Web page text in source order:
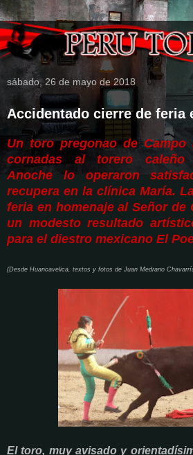
sábado, 26 de mayo de 2018
Accidentado cierre de feria
Un toro pregonao de
cornadas al torero caleño
Anoche lo operaron
recupera en la clínica María.
feria en homenaje al Señor de
un modesto resultado
para el diestro mexicano El
(Desde Huancavelica, textos y fotos de Juan Medrano
El toro, muy avisado y